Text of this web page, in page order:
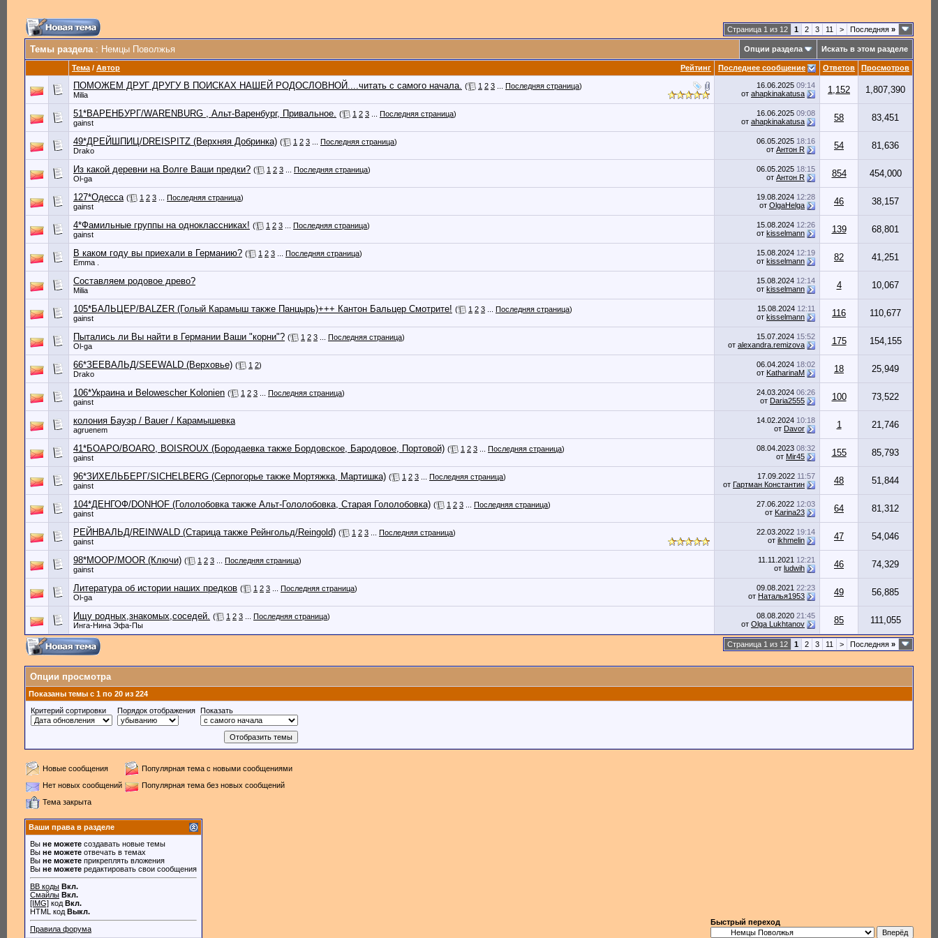
Страница 1 из 12 1 2 3 11 > Последняя »
Темы раздела: Немцы Поволжья Опции раздела Искать в этом разделе
Рейтинг
Тема / Автор Последнее сообщение Ответов Просмотров
ПОМОЖЕМ ДРУГ ДРУГУ В ПОИСКАХ НАШЕЙ РОДОСЛОВНОЙ....читать с самого начала. ( 1 2 3 Последняя страница)
Milia
16.06.2025 09:14
от ahapkinakatusa 1,152 1,807,390
51*ВАРЕНБУРГ/WARENBURG , Альт-Варенбург, Привальное. ( 1 2 3 Последняя страница)
gainst
16.06.2025 09:08
от ahapkinakatusa 58 83,451
49*ДРЕЙШПИЦ/DREISPITZ (Верхняя Добринка) ( 1 2 3 Последняя страница)
Drako
06.05.2025 18:16
от Антон R 54 81,636
Из какой деревни на Волге Ваши предки? ( 1 2 3 Последняя страница)
Ol-ga
06.05.2025 18:15
от Антон R 854 454,000
127*Одесса ( 1 2 3 Последняя страница)
gainst
19.08.2024 12:28
от OlgaHelga 46 38,157
4*Фамильные группы на одноклассниках! ( 1 2 3 Последняя страница)
gainst
15.08.2024 12:26
от kisselmann 139 68,801
В каком году вы приехали в Германию? ( 1 2 3 Последняя страница)
Emma .
15.08.2024 12:19
от kisselmann 82 41,251
Составляем родовое древо?
Milia
15.08.2024 12:14
от kisselmann 4 10,067
105*БАЛЬЦЕР/BALZER (Голый Карамыш также Панцырь)+++ Кантон Бальцер Смотрите! ( 1 2 3 Последняя страница)
gainst
15.08.2024 12:11
от kisselmann 116 110,677
Пытались ли Вы найти в Германии Ваши "корни"? ( 1 2 3 Последняя страница)
Ol-ga
15.07.2024 15:52
от alexandra.remizova 175 154,155
66*ЗЕЕВАЛЬД/SEEWALD (Верховье) ( 1 2)
Drako
06.04.2024 18:02
от KatharinaM 18 25,949
106*Украина и Belowescher Kolonien ( 1 2 3 Последняя страница)
gainst
24.03.2024 06:26
от Daria2555 100 73,522
колония Бауэр / Bauer / Карамышевка
agruenem
14.02.2024 10:18
от Davor 1 21,746
41*БОАРО/BOARO, BOISROUX (Бородаевка также Бордовское, Бародовое, Портовой) ( 1 2 3 Последняя страница)
gainst
08.04.2023 08:32
от Mir45 155 85,793
96*ЗИХЕЛЬБЕРГ/SICHELBERG (Серпогорье также Мортяжка, Мартишка) ( 1 2 3 Последняя страница)
gainst
17.09.2022 11:57
от Гартман Константин 48 51,844
104*ДЕНГОФ/DONHOF (Гололобовка также Альт-Гололобовка, Старая Гололобовка) ( 1 2 3 Последняя страница)
gainst
27.06.2022 12:03
от Karina23 64 81,312
РЕЙНВАЛЬД/REINWALD (Старица также Рейнгольд/Reingold) ( 1 2 3 Последняя страница)
gainst
22.03.2022 19:14
от ikhmelin 47 54,046
98*МООР/MOOR (Ключи) ( 1 2 3 Последняя страница)
gainst
11.11.2021 12:21
от ludwih 46 74,329
Литература об истории наших предков ( 1 2 3 Последняя страница)
Ol-ga
09.08.2021 22:23
от Наталья1953 49 56,885
Ищу родных,знакомых,соседей. ( 1 2 3 Последняя страница)
Инга-Нина Эфа-Пы
08.08.2020 21:45
от Olga Lukhtanov 85 111,055
Страница 1 из 12 1 2 3 11 > Последняя »
Опции просмотра
Показаны темы с 1 по 20 из 224
Критерий сортировки
Порядок отображения Показать
Новые сообщения
Популярная тема с новыми сообщениями
Нет новых сообщений
Популярная тема без новых сообщений
Тема закрыта
Ваши права в разделе
Вы не можете создавать новые темы
Вы не можете отвечать в темах
Вы не можете прикреплять вложения
Вы не можете редактировать свои сообщения
BB коды Вкл.
Смайлы Вкл.
[IMG] код Вкл.
HTML код Выкл.
Правила форума
Быстрый переход